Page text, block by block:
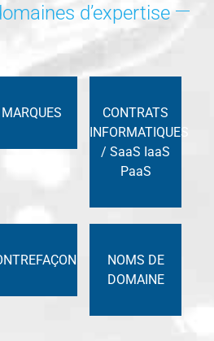
d’expertise
MARQUES
CONTRATS
INFORMATIQUES
/ SaaS IaaS
PaaS
NOMS DE
DOMAINE